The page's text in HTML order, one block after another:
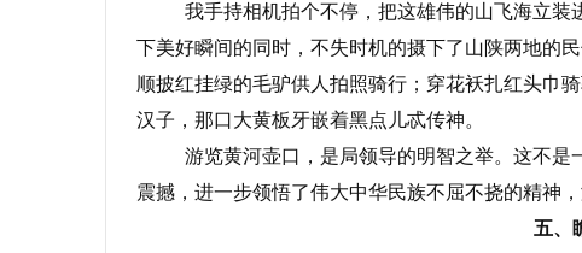
我手持相机拍个不停，把这雄伟的山飞海立
下美好瞬间的同时，不失时机的摄下了山陕两地的
顺披红挂绿的毛驴供人拍照骑行；穿花袄扎红头巾
汉子，那口大黄板牙嵌着黑点儿忒传神。
游览黄河壶口，是局领导的明智之举。这不
震撼，进一步领悟了伟大中华民族不屈不挠的精神
五、